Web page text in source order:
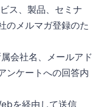
ス、製品、セミナ
のメルマガ登録のた
会社名、メールアド
ンケートへの回答内
を経由して送信